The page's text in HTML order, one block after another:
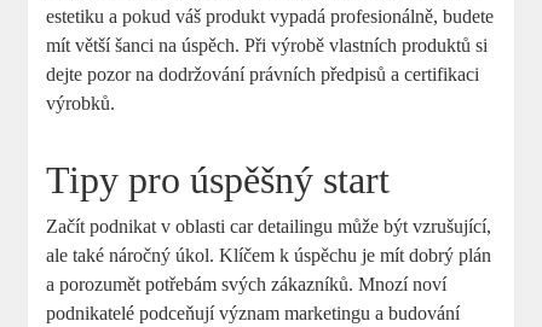
estetiku a pokud váš produkt ‌vypadá profesionálně, budete
​mít větší⁣ šanci na úspěch. Při výrobě ⁢vlastních produktů si
dejte pozor na dodržování právních ⁢předpisů‍ a certifikaci ​
výrobků.
Tipy pro úspěšný⁣ start
Začít podnikat v oblasti ⁣car detailingu může být vzrušující,
ale​ také náročný úkol.⁣ Klíčem k úspěchu je mít dobrý plán
a⁢ porozumět ​potřebám svých zákazníků. Mnozí noví
podnikatelé⁣ podceňují význam marketingu a budování